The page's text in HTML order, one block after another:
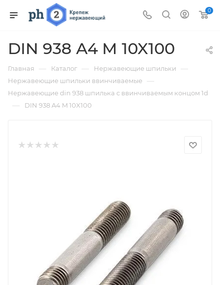
0
DIN 938 A4 M 10X100
Главная — Каталог — Нержавеющие шпильки —
Нержавеющие шпильки ввинчиваемые —
Нержавеющие din 938 шпилька с ввинчиваемым концом 1d
— DIN 938 A4 M 10X100